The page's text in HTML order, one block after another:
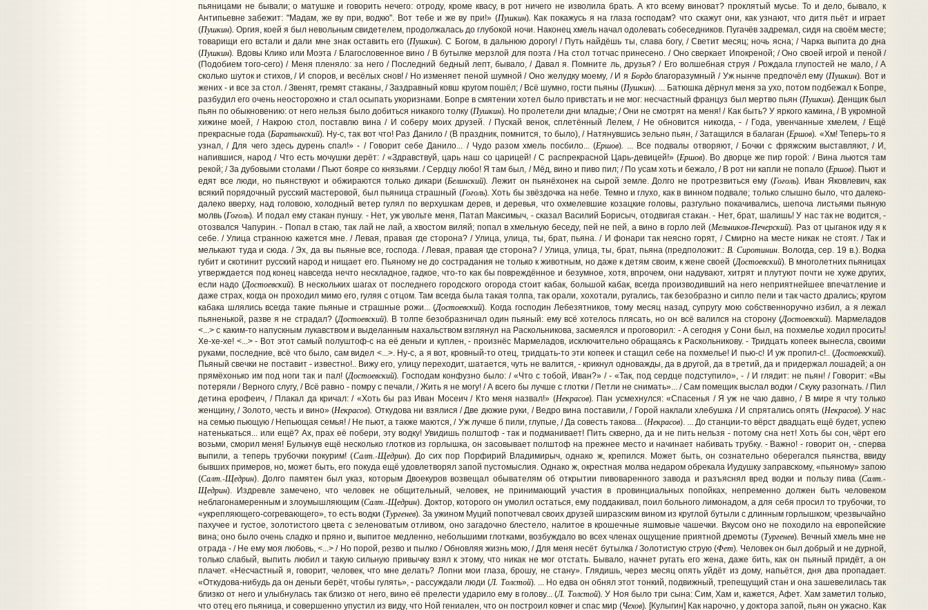
пьяницами не бывали; о матушке и говорить нечего: отроду, кроме квасу, в рот ничего не изволила брать. А кто всему виноват? проклятый мусье. То и дело, бывало, к
Антипьевне забежит: "Мадам, же ву при, водкю". Вот тебе и же ву при!» (Пушкин). Как покажусь я на глаза господам? что скажут они, как узнают, что дитя пьёт и играет
(Пушкин). Оргия, коей я был невольным свидетелем, продолжалась до глубокой ночи. Наконец хмель начал одолевать собеседников. Пугачёв задремал, сидя на своём месте;
товарищи его встали и дали мне знак оставить его (Пушкин). С Богом, в дальнюю дорогу! / Путь найдёшь ты, слава богу, / Светит месяц; ночь ясна; / Чарка выпита до дна
(Пушкин). Вдовы Клико или Моэта / Благословенное вино / В бутылке мерзлой для поэта / На стол тотчас принесено. / Оно сверкает Ипокреной; / Оно своей игрой и пеной /
(Подобием того-сего) / Меня пленяло: за него / Последний бедный лепт, бывало, / Давал я. Помните ль, друзья? / Его волшебная струя / Рождала глупостей не мало, / А
сколько шуток и стихов, / И споров, и весёлых снов! / Но изменяет пеной шумной / Оно желудку моему, / И я Бордоблагоразумный / Уж нынче предпочёл ему (Пушкин). Вот и
жених - и все за стол. / Звенят, гремят стаканы, / Заздравный ковш кругом пошёл; / Всё шумно, гости пьяны (Пушкин). ... Батюшка дёрнул меня за ухо, потом подбежал к Бопре,
разбудил его очень неосторожно и стал осыпать укоризнами. Бопре в смятении хотел было привстать и не мог: несчастный француз был мертво пьян (Пушкин). Денщик был
пьян по обыкновению: от него нельзя было добиться никакого толку (Пушкин). Но пролетели дни младые; / Они не смотрят на меня! / Как быть? У яркого камина, / В укромной
хижине моей, / Накрою стол, поставлю вина / И соберу моих друзей. / Пускай венок, сплетённый Лелем, / Не обновится никогда, - / Года, увенчанные хмелем, / Ещё
прекрасные года (Баратынский). Ну-с, так вот что! Раз Данило / (В праздник, помнится, то было), / Натянувшись зельно пьян, / Затащился в балаган (Ершов). «Хм! Теперь-то я
узнал, / Для чего здесь дурень спал!» - / Говорит себе Данило... / Чудо разом хмель посбило... (Ершов). ... Все подвалы отворяют, / Бочки с фряжским выставляют, / И,
напившися, народ / Что есть мочушки дерёт: / «Здравствуй, царь наш со царицей! / С распрекрасной Царь-девицей!» (Ершов). Во дворце же пир горой: / Вина льются там
рекой; / За дубовыми столами / Пьют бояре со князьями. / Сердцу любо! Я там был, / Мёд, вино и пиво пил; / По усам хоть и бежало, / В рот ни капли не попало (Ершов). Пьют и
едят все люди, но пьянствуют и обжираются только дикари (Белинский). Лежит он пьянёхонек на сырой земле. Долго не протрезвиться ему (Гоголь). Иван Яковлевич, как
всякий порядочный русский мастеровой, был пьяница страшный (Гоголь). Хоть бы звёздочка на небе. Темно и глухо, как в винном подвале; только слышно было, что далеко-
далеко вверху, над головою, холодный ветер гулял по верхушкам дерев, и деревья, что охмелевшие козацкие головы, разгульно покачивались, шепоча листьями пьяную
молвь (Гоголь). И подал ему стакан пуншу. - Нет, уж увольте меня, Патап Максимыч, - сказал Василий Борисыч, отодвигая стакан. - Нет, брат, шалишь! У нас так не водится, -
отозвался Чапурин. - Попал в стаю, так лай не лай, а хвостом виляй; попал в хмельную беседу, пей не пей, а вино в горло лей (Мельников-Печерский). Раз от цыганок иду я к
себе. / Улица странною кажется мне. / Левая, правая где сторона? / Улица, улица, ты, брат, пьяна. / И фонари так неясно горят, / Смирно на месте никак не стоят. / Так и
мелькают туда и сюда. / Эх, да вы пьяные все, господа. / Левая, правая где сторона? / Улица, улица, ты, брат, пьяна (предположит.: В. Сиротинин. Вологда, сер. 19 в.). Водка
губит и скотинит русский народ и нищает его. Пьяному не до сострадания не только к животным, но даже к детям своим, к жене своей (Достоевский). В многолетних пьяницах
утверждается под конец навсегда нечто нескладное, гадкое, что-то как бы повреждённое и безумное, хотя, впрочем, они надувают, хитрят и плутуют почти не хуже других,
если надо (Достоевский). В нескольких шагах от последнего городского огорода стоит кабак, большой кабак, всегда производивший на него неприятнейшее впечатление и
даже страх, когда он проходил мимо его, гуляя с отцом. Там всегда была такая толпа, так орали, хохотали, ругались, так безобразно и сипло пели и так часто дрались; кругом
кабака шлялись всегда такие пьяные и страшные рожи... (Достоевский). Когда господин Лебезятников, тому месяц назад, супругу мою собственноручно избил, а я лежал
пьяненькой, разве я не страдал? (Достоевский). В толпе безобразничал один пьяный: ему всё хотелось плясать, но он всё валился на сторону (Достоевский). Мармеладов
<...> с каким-то напускным лукавством и выделанным нахальством взглянул на Раскольникова, засмеялся и проговорил: - А сегодня у Сони был, на похмелье ходил просить!
Хе-хе-хе! <...> - Вот этот самый полуштоф-с на её деньги и куплен, - произнёс Мармеладов, исключительно обращаясь к Раскольникову. - Тридцать копеек вынесла, своими
руками, последние, всё что было, сам видел <...>. Ну-с, а я вот, кровный-то отец, тридцать-то эти копеек и стащил себе на похмелье! И пью-с! И уж пропил-с!.. (Достоевский).
Пьяный свечки не поставит - известно!.. Вижу его, улицу переходит, шатается, чуть не валится, - крикнул одноважды, да в другой, да в третий, да и придержал лошадей; а он
прямёхонько им под ноги так и пал! (Достоевский). Господам конфузно было: / «Что с тобой, Иван?» / - «Так, под сердце подступило», - / И глядит: не пьян! / Говорит: «Вы
потеряли / Верного слугу, / Всё равно - помру с печали, / Жить я не могу! / А всего бы лучше с глотки / Петли не снимать»... / Сам помещик выслал водки / Скуку разогнать. / Пил
детина ерофеич, / Плакал да кричал: / «Хоть бы раз Иван Мосеич / Кто меня назвал!» (Некрасов). Пан усмехнулся: «Спасенья / Я уж не чаю давно, / В мире я чту только
женщину, / Золото, честь и вино» (Некрасов). Откудова ни взялися / Две дюжие руки, / Ведро вина поставили, / Горой наклали хлебушка / И спрятались опять (Некрасов). У нас
на семью пьющую / Непьющая семья! / Не пьют, а также маются, / Уж лучше б пили, глупые, / Да совесть такова... (Некрасов). ... До станции-то вёрст двадцать ещё будет, успею
натенькаться... или ещё? Ах, прах её побери, эту водку! Увидишь полштоф - так и подманивает! Пить скверно, да и не пить нельзя - потому сна нет! Хоть бы сон, чёрт его
возьми, сморил меня! Булькнув ещё несколько глотков из горлышка, он засовывает полштоф на прежнее место и начинает набивать трубку. - Важно! - говорит он, - сперва
выпили, а теперь трубочки покурим! (Салт.-Щедрин). До сих пор Порфирий Владимирыч, однако ж, крепился. Может быть, он сознательно оберегался пьянства, ввиду
бывших примеров, но, может быть, его покуда ещё удовлетворял запой пустомыслия. Однако ж, окрестная молва недаром обрекала Иудушку заправскому, «пьяному» запою
(Салт.-Щедрин). Долго памятен был указ, которым Двоекуров возвещал обывателям об открытии пивоваренного завода и разъяснял вред водки и пользу пива (Салт.-
Щедрин). Издревле замечено, что человек не общительный, человек, не принимающий участия в провинциальных попойках, непременно должен быть человеком
неблагонамеренным и злоумышляющим (Салт.-Щедрин). Доктор, которого он умолил остаться, ему поддакивал, поил больного лимонадом, а для себя просил то трубочки, то
«укрепляющего-согревающего», то есть водки (Тургенев). За ужином Муций попотчевал своих друзей ширазским вином из круглой бутыли с длинным горлышком; чрезвычайно
пахучее и густое, золотистого цвета с зеленоватым отливом, оно загадочно блестело, налитое в крошечные яшмовые чашечки. Вкусом оно не походило на европейские
вина; оно было очень сладко и пряно и, выпитое медленно, небольшими глотками, возбуждало во всех членах ощущение приятной дремоты (Тургенев). Вечный хмель мне не
отрада - / Не ему моя любовь, <...> / Но порой, резво и пылко / Обновляя жизнь мою, / Для меня несёт бутылка / Золотистую струю (Фет). Человек он был добрый и не дурной,
только слабый, выпить любил и такую сильную привычку взял к этому, что никак не мог отстать. Бывало, начнет ругать его жена, даже бить, как он пьяный придёт, а он
плачет. «Несчастный я, говорит, человек, что мне делать? Лопни мои глаза, брошу, не стану». Глядишь, через месяц опять уйдёт из дому, напьётся, дня два пропадает.
«Откудова-нибудь да он деньги берёт, чтобы гулять», - рассуждали люди (Л. Толстой).
... Но едва он обнял этот тонкий, подвижный, трепещущий стан и она зашевелилась так
близко от него и улыбнулась так близко от него, вино её прелести ударило ему в голову... (Л. Толстой). У Ноя было три сына: Сим, Хам и, кажется, Афет. Хам заметил только,
что отец его пьяница, и совершенно упустил из виду, что Ной гениален, что он построил ковчег и спас мир (Чехов). [Кулыгин] Как нарочно, у доктора запой, пьян он ужасно. Как